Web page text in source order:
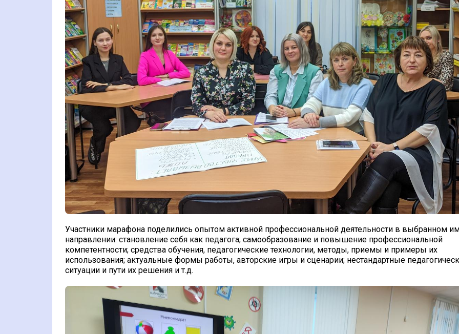
Участники марафона поделились опытом активной профессиональной деятельности в выбранном
направлении: становление себя как педагога; самообразование и повышение профессиональной
компетентности; средства обучения, педагогические технологии, методы, приемы и примеры их
использования; актуальные формы работы, авторские игры и сценарии; нестандартные
ситуации и пути их решения и т.д.